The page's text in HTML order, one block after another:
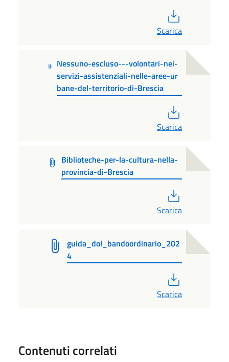
Scarica
Nessuno-escluso---volontari-nei-
servizi-assistenziali-nelle-aree-ur
bane-del-territorio-di-Brescia
Scarica
Biblioteche-per-la-cultura-nella-
provincia-di-Brescia
Scarica
guida_dol_bandoordinario_202
4
Scarica
Contenuti correlati